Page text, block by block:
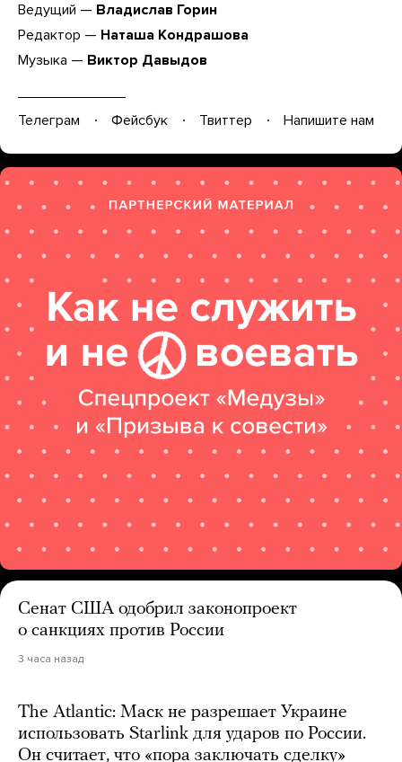
Ведущий — Владислав Горин
Редактор — Наташа Кондрашова
Музыка — Виктор Давыдов
Телеграм Фейсбук Твиттер Напишите нам
Сенат США одобрил законопроект
о санкциях против России
3 часа назад
The Atlantic: Маск не разрешает Украине
использовать Starlink для ударов по России.
Он считает, что «пора заключать сделку»